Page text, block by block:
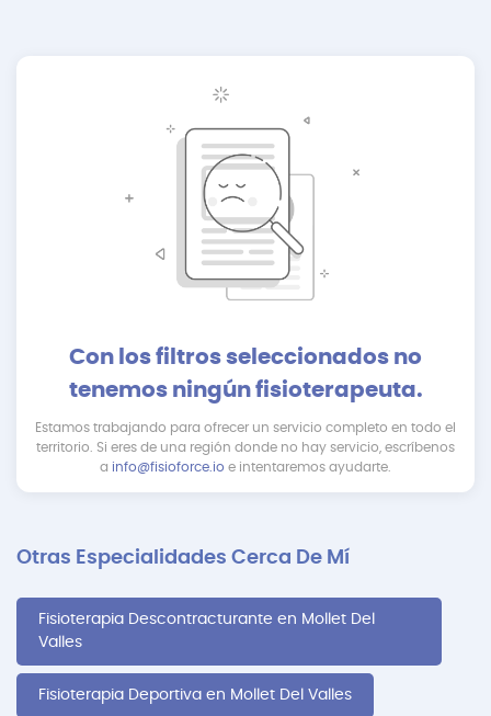
Con los filtros seleccionados no
tenemos ningún fisioterapeuta.
Estamos trabajando para ofrecer un servicio completo en todo el
territorio. Si eres de una región donde no hay servicio, escríbenos
a info@fisioforce.io e intentaremos ayudarte.
Otras Especialidades Cerca De Mí
Fisioterapia Descontracturante en Mollet Del
Valles
Fisioterapia Deportiva en Mollet Del Valles